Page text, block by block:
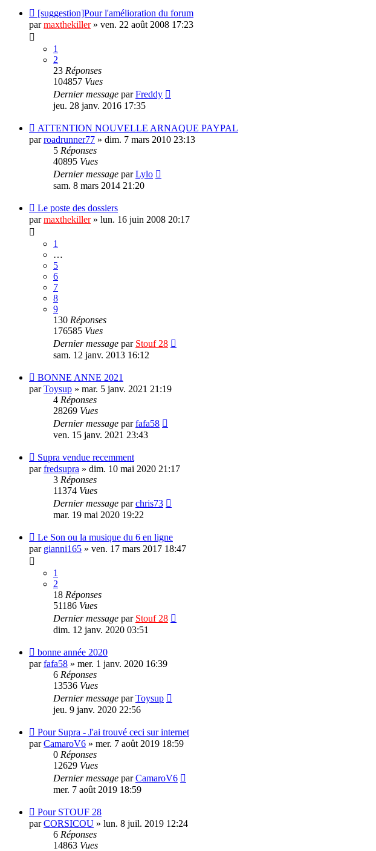
[suggestion]Pour l'amélioration du forum
parmaxthekiller» ven. 22 août 2008 17:23
1
2
23 Réponses
104857 Vues
Dernier message parFreddy
jeu. 28 janv. 2016 17:35
ATTENTION NOUVELLE ARNAQUE PAYPAL
parroadrunner77 » dim. 7 mars 2010 23:13
5 Réponses
40895 Vues
Dernier message parLylo
sam. 8 mars 2014 21:20
Le poste des dossiers
parmaxthekiller» lun. 16 juin 2008 20:17
1
…
5
6
7
8
9
130 Réponses
176585 Vues
Dernier message par Stouf 28
sam. 12 janv. 2013 16:12
BONNE ANNE 2021
parToysup » mar. 5 janv. 2021 21:19
4 Réponses
28269 Vues
Dernier message parfafa58
ven. 15 janv. 2021 23:43
Supra vendue recemment
parfredsupra » dim. 10 mai 2020 21:17
3 Réponses
11374 Vues
Dernier message parchris73
mar. 19 mai 2020 19:22
Le Son ou la musique du 6 en ligne
par gianni165 » ven. 17 mars 2017 18:47
1
2
18 Réponses
51186 Vues
Dernier message par Stouf 28
dim. 12 janv. 2020 03:51
bonne année 2020
parfafa58 » mer. 1 janv. 2020 16:39
6 Réponses
13536 Vues
Dernier message parToysup
jeu. 9 janv. 2020 22:56
Pour Supra - J'ai trouvé ceci sur internet
parCamaroV6 » mer. 7 août 2019 18:59
0 Réponses
12629 Vues
Dernier message parCamaroV6
mer. 7 août 2019 18:59
Pour STOUF 28
parCORSICOU » lun. 8 juil. 2019 12:24
6 Réponses
14863 Vues